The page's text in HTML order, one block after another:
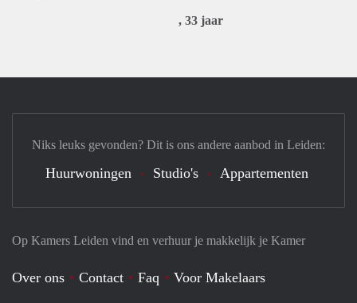
, 33 jaar
Op Kamers Leiden vind en verhuur je makkelijk je Kamer
Over ons Contact Faq
Voor Makelaars
Niks leuks gevonden? Dit is ons andere aanbod in Leiden:
Huurwoningen Studio's Appartementen